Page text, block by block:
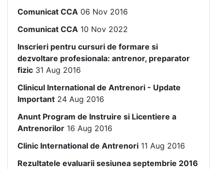
Comunicat CCA 06 Nov 2016
Comunicat CCA 10 Nov 2022
Inscrieri pentru cursuri de formare si
dezvoltare profesionala: antrenor, preparator
fizic 31 Aug 2016
Clinicul International de Antrenori - Update
Important 24 Aug 2016
Anunt Program de Instruire si Licentiere a
Antrenorilor 16 Aug 2016
Clinic International de Antrenori 11 Aug 2016
Rezultatele evaluarii sesiunea septembrie 2016